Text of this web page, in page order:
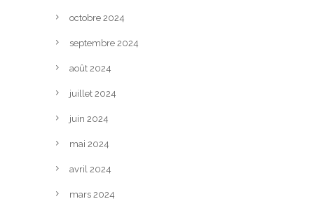
octobre 2024
septembre 2024
août 2024
juillet 2024
juin 2024
mai 2024
avril 2024
mars 2024